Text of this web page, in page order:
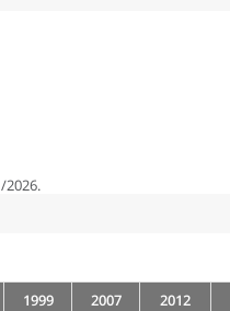
2026.
1999 2007 2012